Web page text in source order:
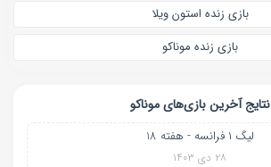
بازی زنده استون ویلا
بازی زنده موناکو
نتایج آخرین بازی‌های موناکو
لیگ ۱ فرانسه - هفته 18
۲۸ دی ۱۴۰۳